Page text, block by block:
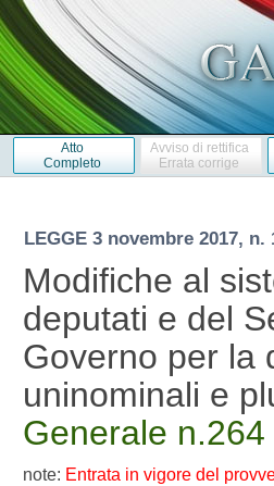
Atto
Completo
Avviso di rettifica
Errata corrige
LEGGE 3 novembre 2017, n.
Modifiche al
deputati e del
Governo per la
uninominali e
Generale
note: Entrata in vigore del